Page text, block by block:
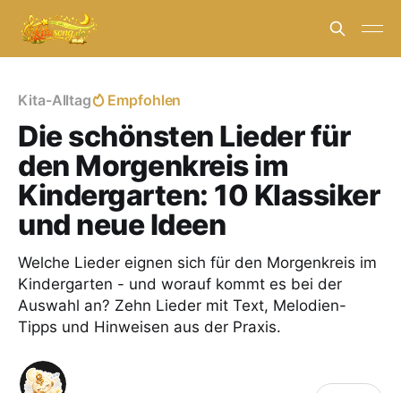
Kita-Alltag Empfohlen
Die schönsten Lieder für
den Morgenkreis im
Kindergarten: 10 Klassiker
und neue Ideen
Welche Lieder eignen sich für den Morgenkreis im
Kindergarten - und worauf kommt es bei der
Auswahl an? Zehn Lieder mit Text, Melodien-
Tipps und Hinweisen aus der Praxis.